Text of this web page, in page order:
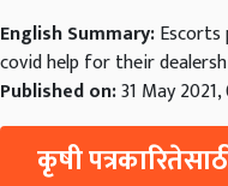
English Summary:
covid help for their
Published on:31 May
कृषी